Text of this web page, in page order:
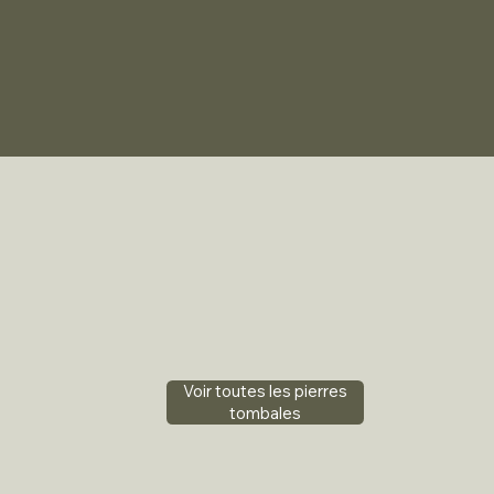
Voir toutes les pierres
tombales